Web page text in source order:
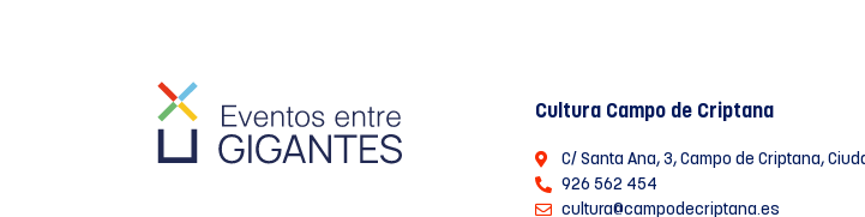
Cultura Campo de Criptana
C/ Santa Ana, 3, Campo de Criptana,
926 562 454
cultura@campodecriptana.es